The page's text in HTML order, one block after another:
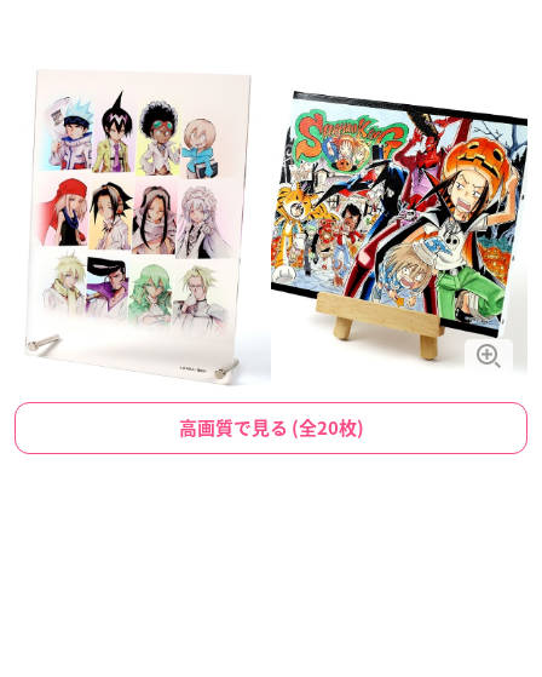
高画質で見る (全20枚)